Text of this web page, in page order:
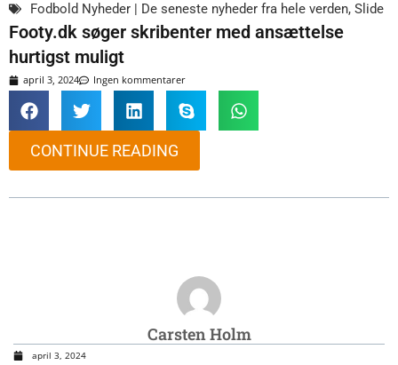
Fodbold Nyheder | De seneste nyheder fra hele verden, Slide
Footy.dk søger skribenter med ansættelse
hurtigst muligt
april 3, 2024 Ingen kommentarer
CONTINUE READING
Carsten Holm
april 3, 2024